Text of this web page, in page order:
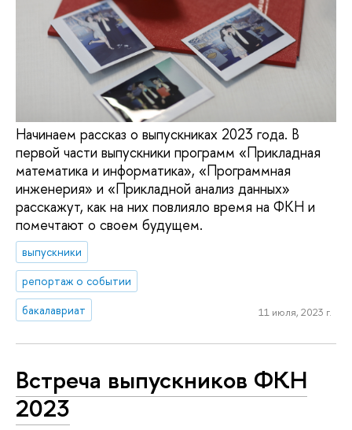
Начинаем рассказ о выпускниках 2023 года. В
первой части выпускники программ «Прикладная
математика и информатика», «Программная
инженерия» и «Прикладной анализ данных»
расскажут, как на них повлияло время на ФКН и
помечтают о своем будущем.
выпускники
репортаж о событии
бакалавриат
11 июля, 2023 г.
Встреча выпускников ФКН
2023